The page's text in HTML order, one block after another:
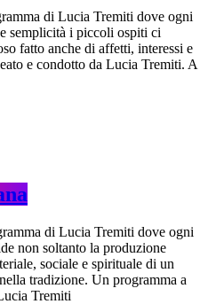
di Lucia Tremiti dove ogni
semplicità i piccoli ospiti ci
fatto anche di affetti, interessi e
e condotto da Lucia Tremiti. A
di Lucia Tremiti dove ogni
non soltanto la produzione
sociale e spirituale di un
tradizione. Un programma a
Tremiti